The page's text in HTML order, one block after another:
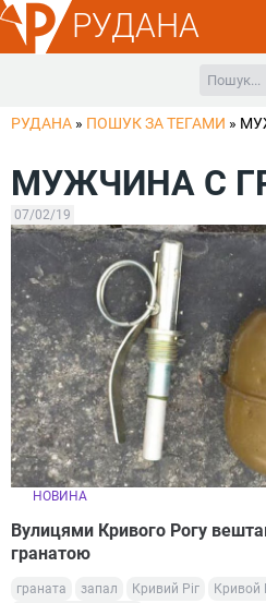
РУДАНА
РУДАНА » ПОШУК ЗА ТЕГАМИ »
МУЖЧИНА С
07/02/19
НОВИНА
Вулицями Кривого Рогу
гранатою
граната запал Кривий Ріг Кривой